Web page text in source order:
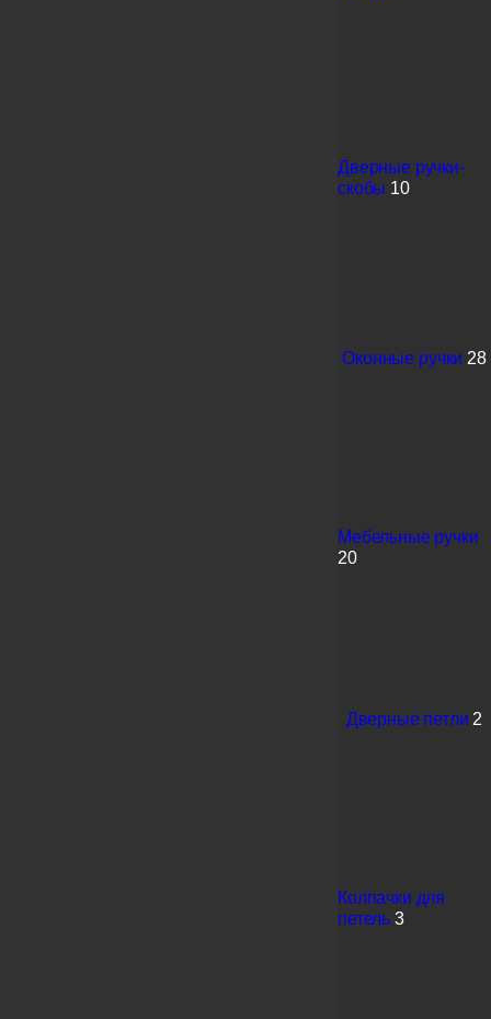
Дверные ручки-
скобы 10
Оконные ручки 28
Мебельные ручки
20
Дверные петли 2
Колпачки для
петель 3